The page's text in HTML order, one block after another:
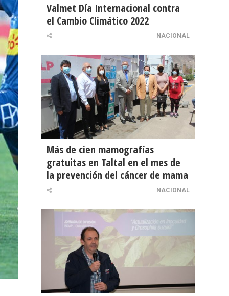
Valmet Día Internacional contra
el Cambio Climático 2022
NACIONAL
Más de cien mamografías
gratuitas en Taltal en el mes de
la prevención del cáncer de mama
NACIONAL